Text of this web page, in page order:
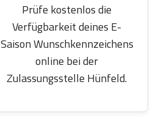
Prüfe kostenlos die
Verfügbarkeit deines E-
Saison Wunschkennzeichens
online bei der
Zulassungsstelle Hünfeld.